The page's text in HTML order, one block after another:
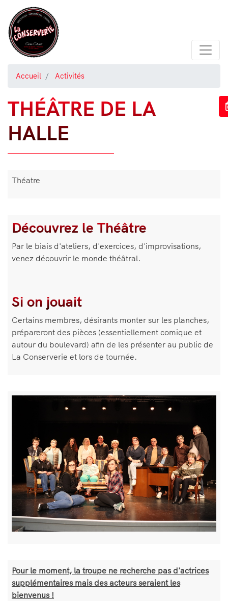
Accueil Activités
THÉÂTRE DE LA
HALLE
Théatre
Bloc
texte
Découvrez le Théâtre
Par le biais d'ateliers, d'exercices, d'improvisations,
venez découvrir le monde théâtral.
Si on jouait
Certains membres, désirants monter sur les planches,
prépareront des pièces (essentiellement comique et
autour du boulevard) afin de les présenter au public de
La Conserverie et lors de tournée.
Bloc
de
texte
Pour le moment, la troupe ne recherche pas d'actrices
supplémentaires mais des acteurs seraient les
bienvenus !